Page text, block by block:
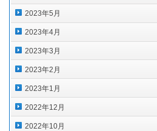
2023年5月
2023年4月
2023年3月
2023年2月
2023年1月
2022年12月
2022年10月